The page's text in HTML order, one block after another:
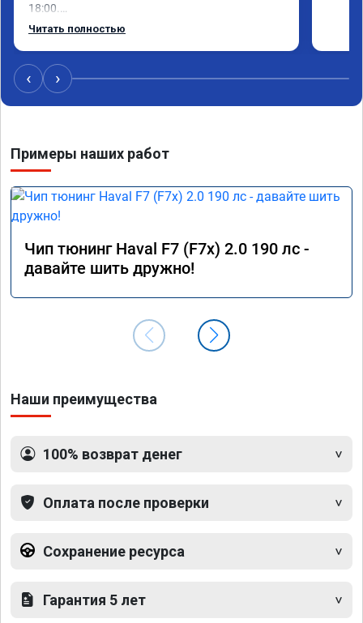
18:00.
Работу выполнили за 30 минут, качественно,
Читать полностью
‹ ›
Примеры наших работ
Чип тюнинг Haval F7 (F7x) 2.0 190 лс -
давайте шить дружно!
Наши преимущества
100% возврат денег
Оплата после проверки
Сохранение ресурса
Гарантия 5 лет